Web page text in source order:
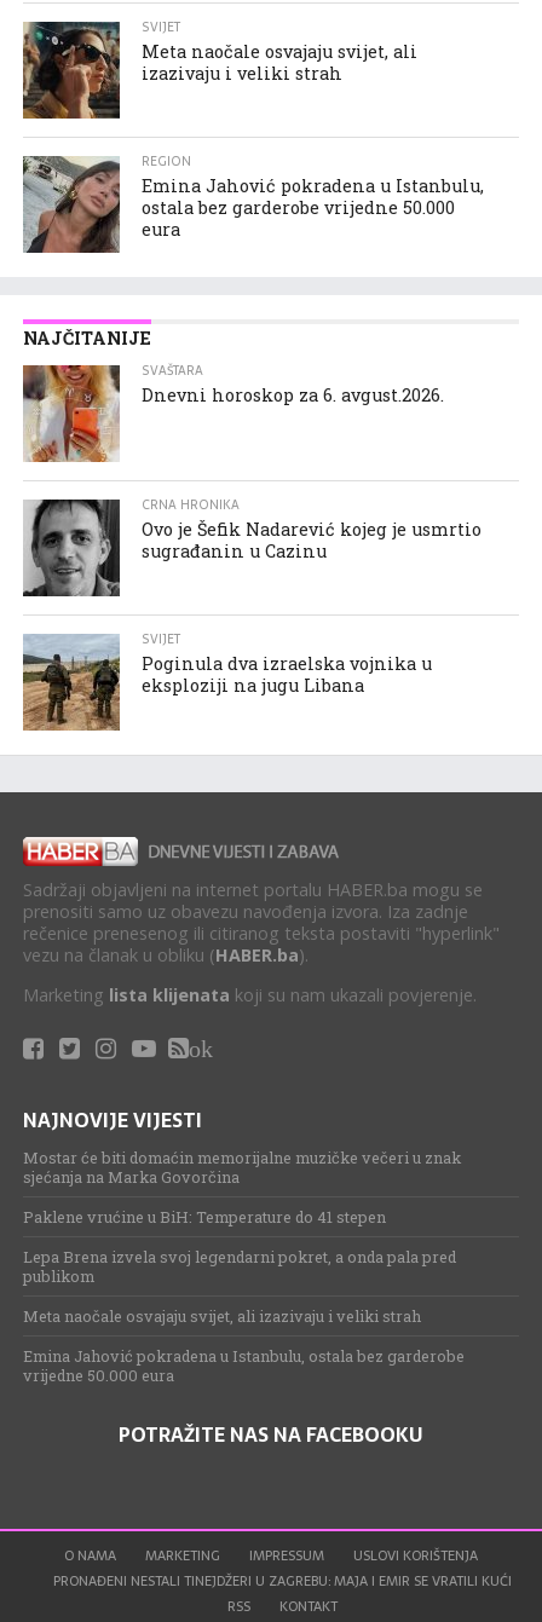
SVIJET
Meta naočale osvajaju svijet, ali
izazivaju i veliki strah
REGION
Emina Jahović pokradena u Istanbulu,
ostala bez garderobe vrijedne 50.000
eura
NAJČITANIJE
SVAŠTARA
Dnevni horoskop za 6. avgust.2026.
CRNA HRONIKA
Ovo je Šefik Nadarević kojeg je usmrtio
sugrađanin u Cazinu
SVIJET
Poginula dva izraelska vojnika u
eksploziji na jugu Libana
Sadržaji objavljeni na internet portalu HABER.ba mogu se
prenositi samo uz obavezu navođenja izvora. Iza zadnje
rečenice prenesenog ili citiranog teksta postaviti "hyperlink"
vezu na članak u obliku (HABER.ba).
Marketing lista klijenata koji su nam ukazali povjerenje.
ok
NAJNOVIJE VIJESTI
Mostar će biti domaćin memorijalne muzičke večeri u znak
sjećanja na Marka Govorčina
Paklene vrućine u BiH: Temperature do 41 stepen
Lepa Brena izvela svoj legendarni pokret, a onda pala pred
publikom
Meta naočale osvajaju svijet, ali izazivaju i veliki strah
Emina Jahović pokradena u Istanbulu, ostala bez garderobe
vrijedne 50.000 eura
POTRAŽITE NAS NA FACEBOOKU
O NAMA MARKETING IMPRESSUM
USLOVI KORIŠTENJA
PRONAĐENI NESTALI TINEJDŽERI U ZAGREBU: MAJA I EMIR SE VRATILI KUĆI
RSS
KONTAKT